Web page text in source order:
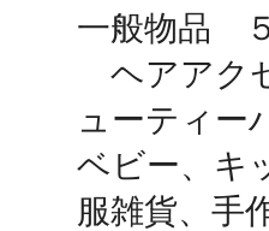
一般物品　
ヘアアク
ューティー
ベビー、キ
服雑貨、手